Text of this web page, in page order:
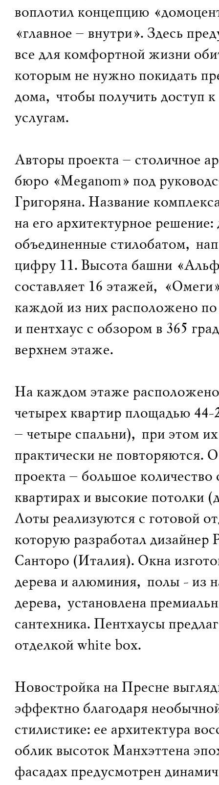
воплотил концепцию
«главное – внутри». Здесь
все для комфортной жизни
которым не нужно покидать
дома, чтобы получить доступ
услугам.
Авторы проекта – столичное
бюро «Meganom» под
Григоряна. Название
на его архитектурное
объединенные стилобатом,
цифру 11. Высота башни
составляет 16 этажей,
каждой из них расположено по
и пентхаус с обзором в 365
верхнем этаже.
На каждом этаже
четырех квартир площадью 44-
– четыре спальни), при этом
практически не повторяются.
проекта – большое количество
квартирах и высокие потолки
Лоты реализуются с готовой
которую разработал дизайнер
Санторо (Италия). Окна
дерева и алюминия, полы - из
дерева, установлена
сантехника. Пентхаусы
отделкой white box.
Новостройка на Пресне
эффектно благодаря
стилистике: ее архитектура
облик высоток Манхэттена
фасадах предусмотрен